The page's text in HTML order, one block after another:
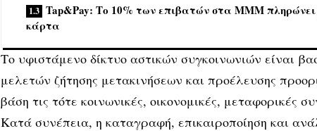
Tap&Pay: Το 10% των επιβατών στα ΜΜΜ πληρώνει
κάρτα
Το υφιστάμενο δίκτυο αστικών συγκοινωνιών είναι
μελετών ζήτησης μετακινήσεων και προέλευσης
βάση τις τότε κοινωνικές, οικονομικές, μεταφορικές
Κατά συνέπεια, η καταγραφή, επικαιροποίηση και